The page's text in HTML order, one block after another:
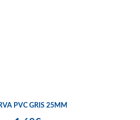
PVC GRIS 25MM